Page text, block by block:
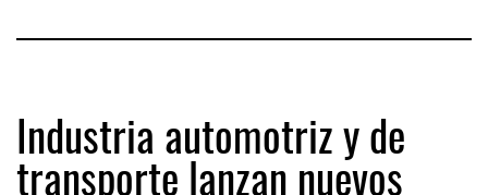
Industria automotriz y de
transporte lanzan nuevos